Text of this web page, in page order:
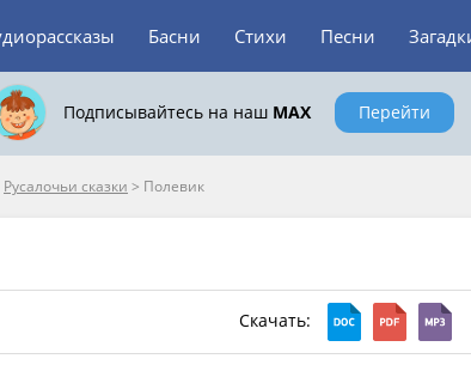
Басни Стихи Песни
Подписывайтесь на наш MAX Перейти
Русалочьи сказки > Полевик
Скачать: